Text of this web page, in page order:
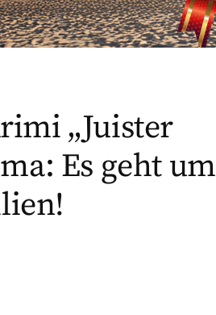
„Juister
Es geht um